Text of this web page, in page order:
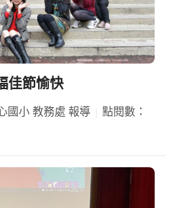
佳節愉快
國小 教務處 報導
點閱數：